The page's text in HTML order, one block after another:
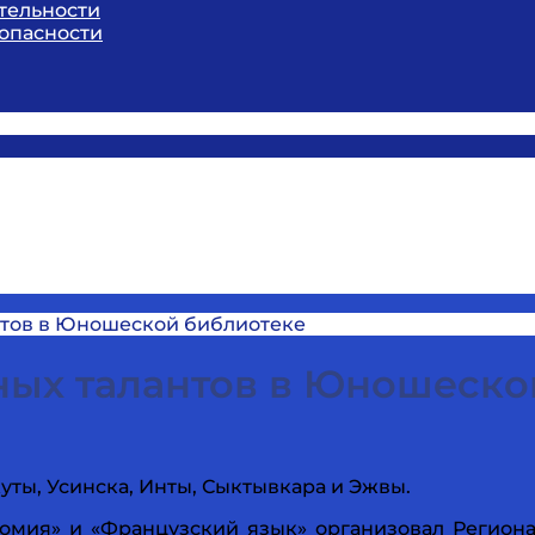
в Юношеской библиотеке
талантов в
Усинска, Инты, Сыктывкара и Эжвы.
и «Французский язык» организовал